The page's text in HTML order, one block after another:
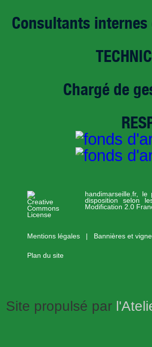
Consultants
Chargé de
handimarseille.fr,
disposition selon
Modification 2.0
Mentions légales Bannières et
Plan du site
Site propulsé par